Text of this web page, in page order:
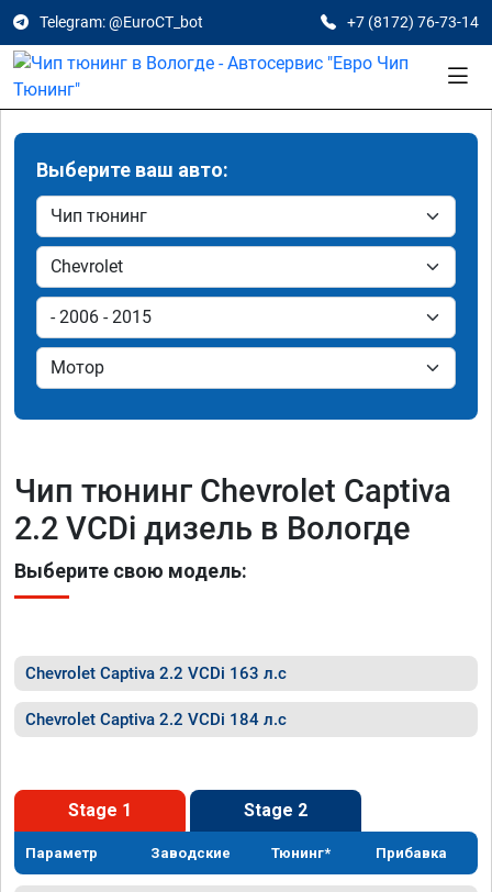
Telegram: @EuroCT_bot +7 (8172) 76-73-14
Выберите ваш авто:
Чип тюнинг Chevrolet Captiva
2.2 VCDi дизель в Вологде
Выберите свою модель:
Chevrolet Captiva 2.2 VCDi 163 л.с
Chevrolet Captiva 2.2 VCDi 184 л.с
Stage 1 Stage 2
Параметр Заводские Тюнинг* Прибавка